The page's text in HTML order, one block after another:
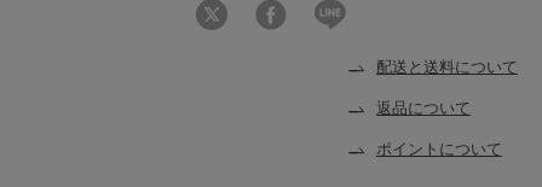
配送と送料について
返品について
ポイントについて